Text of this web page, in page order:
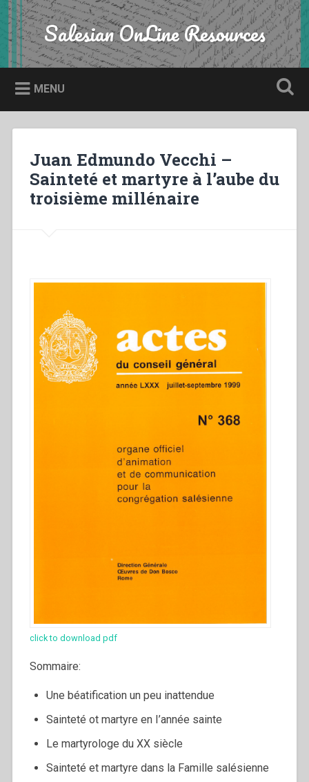
Skip
to
content
Search Salesian OnLine Resources
MENU
Juan Edmundo Vecchi –
Sainteté et martyre à l’aube du
troisième millénaire
click to download pdf
Sommaire:
Une béatification un peu inattendue
Sainteté ot martyre en I’année sainte
Le martyrologe du XX siècle
Sainteté et martyre dans la Famille salésienne